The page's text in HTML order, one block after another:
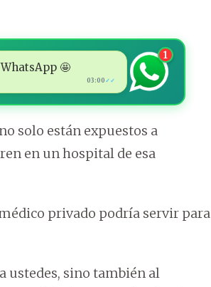
🤩
03:00 ✓✓
1
solo están expuestos a
en un hospital de esa
privado podría servir para
ustedes, sino también al